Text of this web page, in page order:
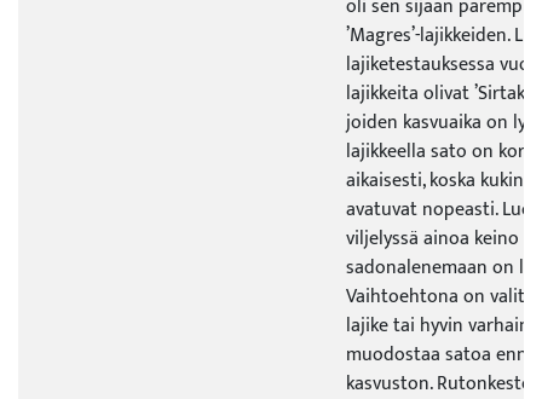
oli sen sijaan parempi
’Magres’-lajikkeiden.
lajiketestauksessa
lajikkeita olivat
joiden kasvuaika on
lajikkeella sato on
aikaisesti, koska
avatuvat nopeasti.
viljelyssä ainoa keino
sadonalenemaan on
Vaihtoehtona on
lajike tai hyvin
muodostaa satoa
kasvuston.